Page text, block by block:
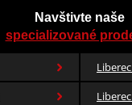
Navštivte naše
specializované